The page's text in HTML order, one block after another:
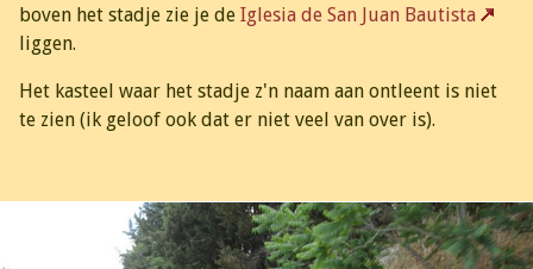
boven het stadje zie je de Iglesia de San Juan Bautista
liggen.
Het kasteel waar het stadje z'n naam aan ontleent is niet
te zien (ik geloof ook dat er niet veel van over is).